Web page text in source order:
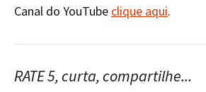
Canal do YouTube clique aqui.
RATE 5, curta, compartilhe...